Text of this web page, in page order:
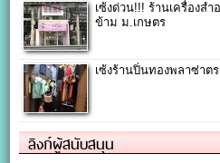
เซ้งด่วน!!! ร้านเครื่องส
ข้าม ม.เกษตร
เซ้งร้านปิ่นทองพลาซ่าต
ลิงก์ผู้สนับสนุน